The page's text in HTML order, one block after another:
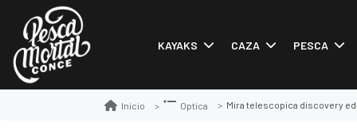
KAYAKS CAZA PESCA
Inicio Optica Mira telescopica discovery ed-